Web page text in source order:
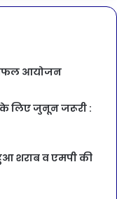
सफल आयोजन
के लिए जुनून जरूरी :
शराब व एमपी की